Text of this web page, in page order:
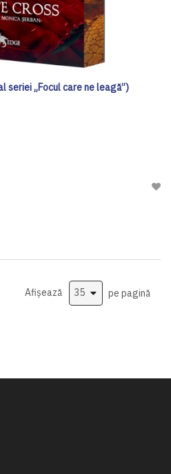
seriei „Focul care ne leagă”)
Afișează pe pagină